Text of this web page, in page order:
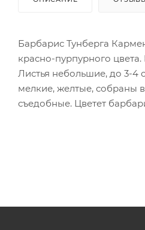
Барбарис Тунберга
красно-пурпурного цвета.
Листья небольшие, до 3-4
мелкие, желтые, собраны
съедобные. Цветет